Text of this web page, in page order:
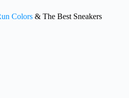
Colors & The Best Sneakers